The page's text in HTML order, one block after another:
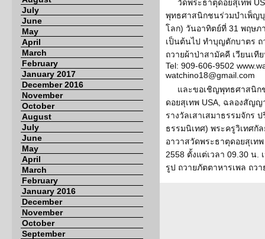
July
June
May
April
March
February
January 2017
December 2016
November
October
August
July
June
May
April
March
February
January 2016
December
November
October
September
วัดพระธาตุดอยสุเทพ
พุทธศาสนิกชนร่วมบำเพ็ญ
โลก) วันอาทิตย์ที่ 31 พฤษภ
เป็นต้นไป ทำบุญตักบาตร ถ
ถวายผ้าป่าสามัคคี เวียนเ
Tel: 909-606-9502
watchino18@gmail.com
และขอเชิญพุทธศาสนิก
ดอยสุเทพ USA, ฉลองสัญ
รางวัลเสาเสมาธรรมจัก
ธรรมนิเทศ) พระครูวิเทศกั
อาวาสวัดพระธาตุดอยสุเท
2558 ตั้งแต่เวลา 09.30 น
รูป ถวายภัตตาหารเพล ถว